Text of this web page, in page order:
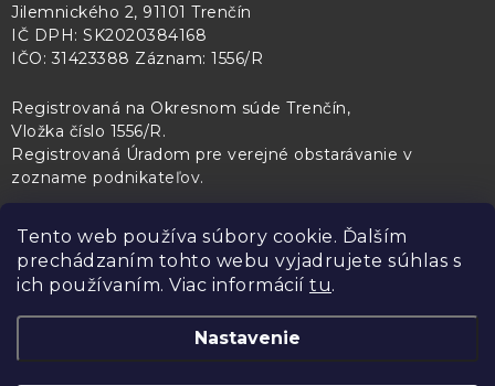
Tento web používa súbory cookie. Ďalším
prechádzaním tohto webu vyjadrujete súhlas s
ich používaním. Viac informácií tu.
Nastavenie
Jilemnického 2, 91101 Trenčín
IČ DPH: SK2020384168
IČO: 31423388 Záznam: 1556/R
Registrovaná na Okresnom súde Trenčín,
Vložka číslo 1556/R.
Registrovaná Úradom pre verejné obstarávanie v
zozname podnikateľov.
PL Servis Kontroltech Technický skúšobný ústav Piešťany